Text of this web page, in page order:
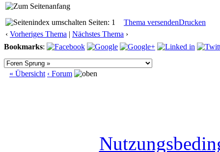
Seiten: 1 Thema versendenDrucken
‹ Vorheriges Thema | Nächstes Thema ›
Bookmarks:
« Übersicht ‹ Forum